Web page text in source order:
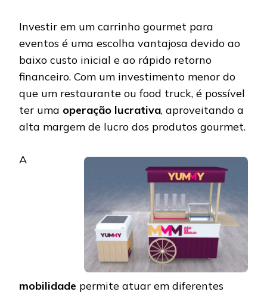
Investir em um carrinho gourmet para
eventos é uma escolha vantajosa devido ao
baixo custo inicial e ao rápido retorno
financeiro. Com um investimento menor do
que um restaurante ou food truck, é possível
ter uma operação lucrativa, aproveitando a
alta margem de lucro dos produtos gourmet.
A
mobilidade permite atuar em diferentes